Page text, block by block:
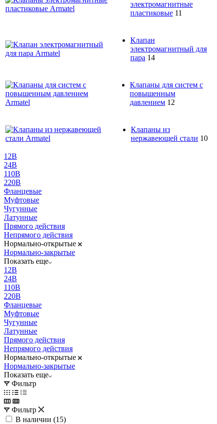
электромагнитные
пластиковые 11
Клапан
электромагнитный для
пара 14
Клапаны для систем с
повышенным
давлением 12
Клапаны из
нержавеющей стали 10
12В
24В
110В
220В
Фланцевые
Муфтовые
Чугунные
Латунные
Прямого действия
Непрямого действия
Нормально-открытые
Нормально-закрытые
Показать еще
12В
24В
110В
220В
Фланцевые
Муфтовые
Чугунные
Латунные
Прямого действия
Непрямого действия
Нормально-открытые
Нормально-закрытые
Показать еще
Фильтр
Фильтр
В наличии (15)